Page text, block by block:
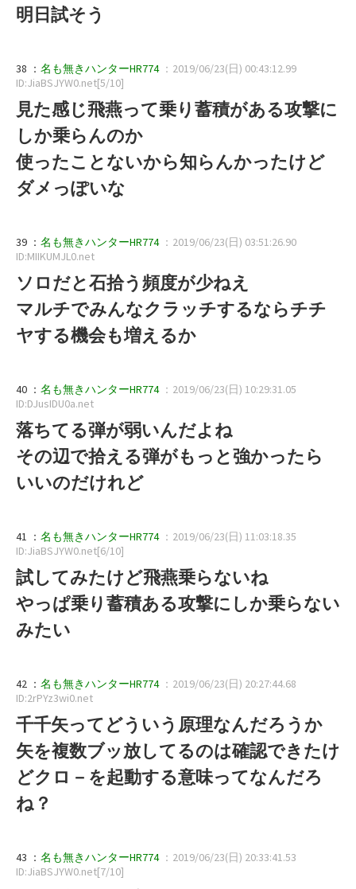
明日試そう
38 ： 名も無きハンターHR774 ：2019/06/23(日) 00:43:12.99
ID:JiaBSJYW0.net[5/10]
見た感じ飛燕って乗り蓄積がある攻撃に
しか乗らんのか
使ったことないから知らんかったけど
ダメっぽいな
39 ： 名も無きハンターHR774 ：2019/06/23(日) 03:51:26.90
ID:MIIKUMJL0.net
ソロだと石拾う頻度が少ねえ
マルチでみんなクラッチするならチチ
ヤする機会も増えるか
40 ： 名も無きハンターHR774 ：2019/06/23(日) 10:29:31.05
ID:DJusIDU0a.net
落ちてる弾が弱いんだよね
その辺で拾える弾がもっと強かったら
いいのだけれど
41 ： 名も無きハンターHR774 ：2019/06/23(日) 11:03:18.35
ID:JiaBSJYW0.net[6/10]
試してみたけど飛燕乗らないね
やっぱ乗り蓄積ある攻撃にしか乗らない
みたい
42 ： 名も無きハンターHR774 ：2019/06/23(日) 20:27:44.68
ID:2rPYz3wi0.net
千千矢ってどういう原理なんだろうか
矢を複数ブッ放してるのは確認できたけ
どクロ－を起動する意味ってなんだろ
ね？
43 ： 名も無きハンターHR774 ：2019/06/23(日) 20:33:41.53
ID:JiaBSJYW0.net[7/10]